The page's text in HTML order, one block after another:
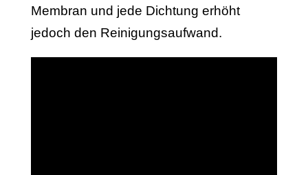
Membran und jede Dichtung erhöht
jedoch den Reinigungsaufwand.